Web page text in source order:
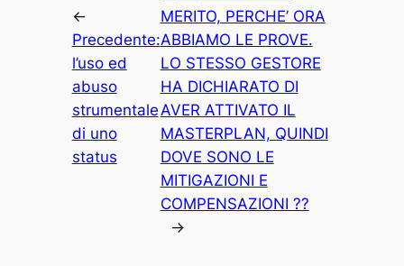
←
Precedente:
l’uso ed
abuso
strumentale
di uno
status
MERITO, PERCHE’ ORA
ABBIAMO LE PROVE.
LO STESSO GESTORE
HA DICHIARATO DI
AVER ATTIVATO IL
MASTERPLAN, QUINDI
DOVE SONO LE
MITIGAZIONI E
COMPENSAZIONI ??
→